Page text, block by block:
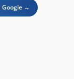
Google →